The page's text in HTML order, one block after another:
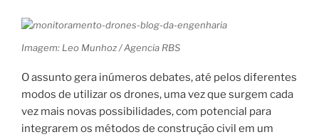
Imagem: Leo Munhoz / Agencia RBS
O assunto gera inúmeros debates, até pelos diferentes
modos de utilizar os drones, uma vez que surgem cada
vez mais novas possibilidades, com potencial para
integrarem os métodos de construção civil em um